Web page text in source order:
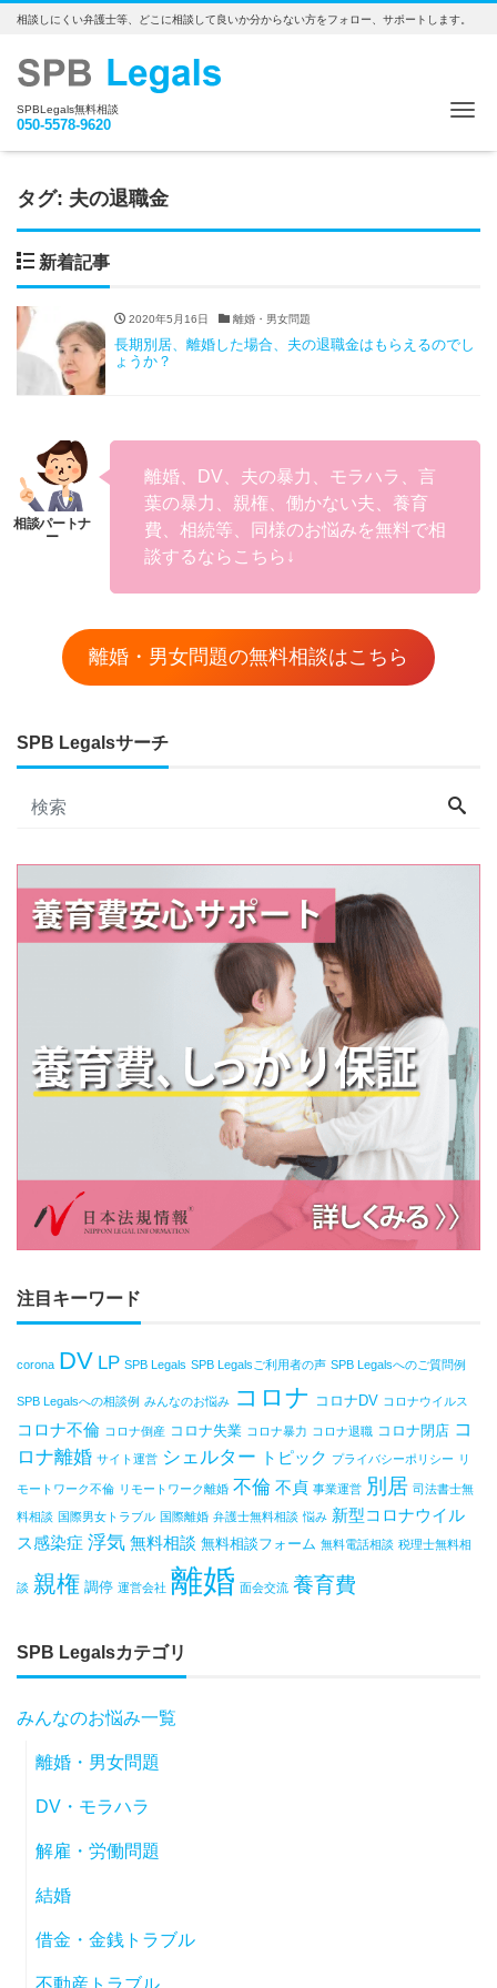
相談しにくい弁護士等、どこに相談して良いか分からない方をフォロー、サポートします。
SPBLegals無料相談
050-5578-9620
タグ: 夫の退職金
新着記事
2020年5月16日 離婚・男女問題
長期別居、離婚した場合、夫の退職金はもらえるのでし
ょうか？
離婚、DV、夫の暴力、モラハラ、言
葉の暴力、親権、働かない夫、養育
費、相続等、同様のお悩みを無料で相
談するならこちら↓
離婚・男女問題の無料相談はこちら
SPB Legalsサーチ
注目キーワード
corona DV LP SPB Legals SPB Legalsご利用者の声 SPB Legalsへのご質問例
SPB Legalsへの相談例 みんなのお悩み コロナ コロナDV コロナウイルス
コロナ不倫 コロナ倒産 コロナ失業 コロナ暴力 コロナ退職 コロナ閉店 コ
ロナ離婚 サイト運営 シェルター トピック プライバシーポリシー リ
モートワーク不倫 リモートワーク離婚 不倫 不貞 事業運営 別居 司法書士無
料相談 国際男女トラブル 国際離婚 弁護士無料相談 悩み 新型コロナウイル
ス感染症 浮気 無料相談 無料相談フォーム 無料電話相談 税理士無料相
談 親権 調停 運営会社 離婚 面会交流 養育費
SPB Legalsカテゴリ
みんなのお悩み一覧
離婚・男女問題
DV・モラハラ
解雇・労働問題
結婚
借金・金銭トラブル
不動産トラブル